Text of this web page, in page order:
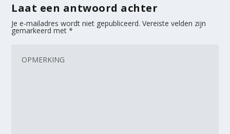
Laat een antwoord achter
Je e-mailadres wordt niet gepubliceerd. Vereiste velden zijn
gemarkeerd met*